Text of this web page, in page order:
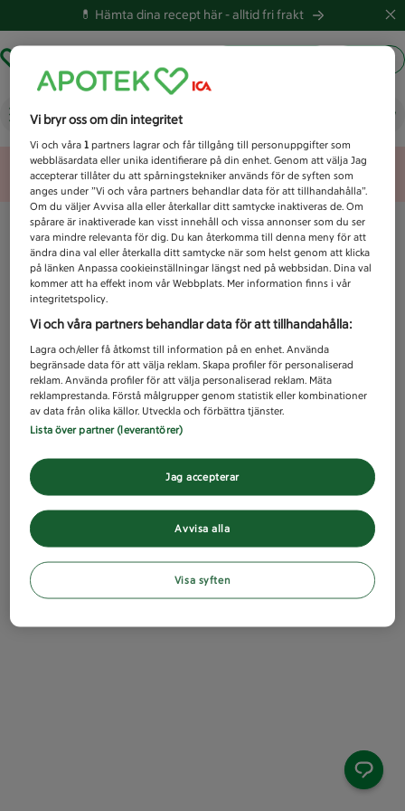
💊 Hämta dina recept här -alltid fri frakt
Vad letar du efter idag?
Unknown error
Vi bryr oss om din integritet
Vi och våra1 partners lagrar och får tillgång till personuppgifter som
webbläsardata eller unika identifierare på din enhet. Genom att välja Jag
accepterar tillåter du att spårningstekniker används för de syften som
anges under ”Vi och våra partners behandlar data för att tillhandahålla”.
Om du väljer Avvisa alla eller återkallar ditt samtycke inaktiveras de. Om
spårare är inaktiverade kan visst innehåll och vissa annonser som du ser
vara mindre relevanta för dig. Du kan återkomma till denna meny för att
ändra dina val eller återkalla ditt samtycke när som helst genom att klicka
på länken Anpassa cookieinställningar längst ned på webbsidan. Dina val
kommer att ha effekt inom vår Webbplats. Mer information finns i vår
integritetspolicy.
Vi och våra partners behandlar data för att tillhandahålla:
Lagra och/eller få åtkomst till information på en enhet. Använda
begränsade data för att välja reklam. Skapa profiler för personaliserad
reklam. Använda profiler för att välja personaliserad reklam. Mäta
reklamprestanda. Förstå målgrupper genom statistik eller kombinationer
av data från olika källor. Utveckla och förbättra tjänster.
Lista över partner (leverantörer)
Avvisa alla
Jag accepterar
Visa syften